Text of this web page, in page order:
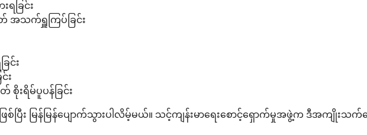
ခြင်း
အသက်ရှူကြပ်ခြင်း
င်း
း
စိုးရိမ်ပူပန်ခြင်း
ြစ်ပြီး မြန်မြန်ပျောက်သွားပါလိမ့်မယ်။ သင့်ကျန်းမာရေးစောင့်ရှောက်မှုအဖွဲ့က ဒီအကျို